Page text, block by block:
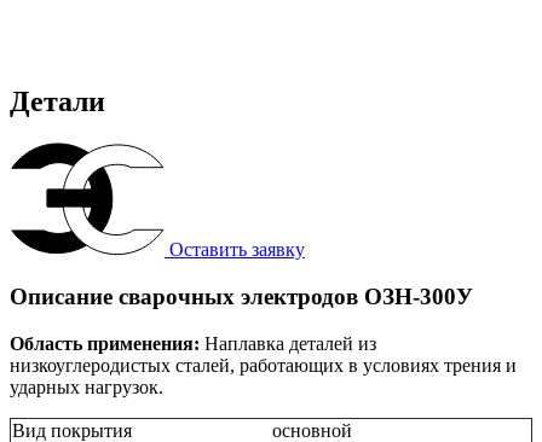
Детали
Оставить заявку
Описание сварочных электродов ОЗН-300У
Область применения: Наплавка деталей из
низкоуглеродистых сталей, работающих в условиях трения и
ударных нагрузок.
Вид покрытия
основной